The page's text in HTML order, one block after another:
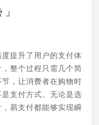
提升了用户的支付体
整个过程只需几个简
，让消费者在购物时
支付方式。无论是选
易支付都能够实现瞬